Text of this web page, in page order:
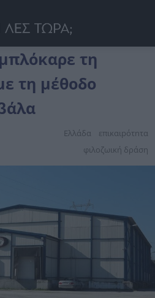
τη
τη μέθοδο
Ελλάδα
επικαιpότnτα
φιλοζωική δράση